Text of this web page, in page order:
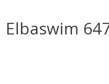
Elbaswim